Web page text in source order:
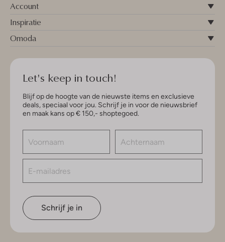
Account
Inspiratie
Omoda
Let's keep in touch!
Blijf op de hoogte van de nieuwste items en exclusieve
deals, speciaal voor jou. Schrijf je in voor de nieuwsbrief
en maak kans op € 150,- shoptegoed.
Schrijf je in